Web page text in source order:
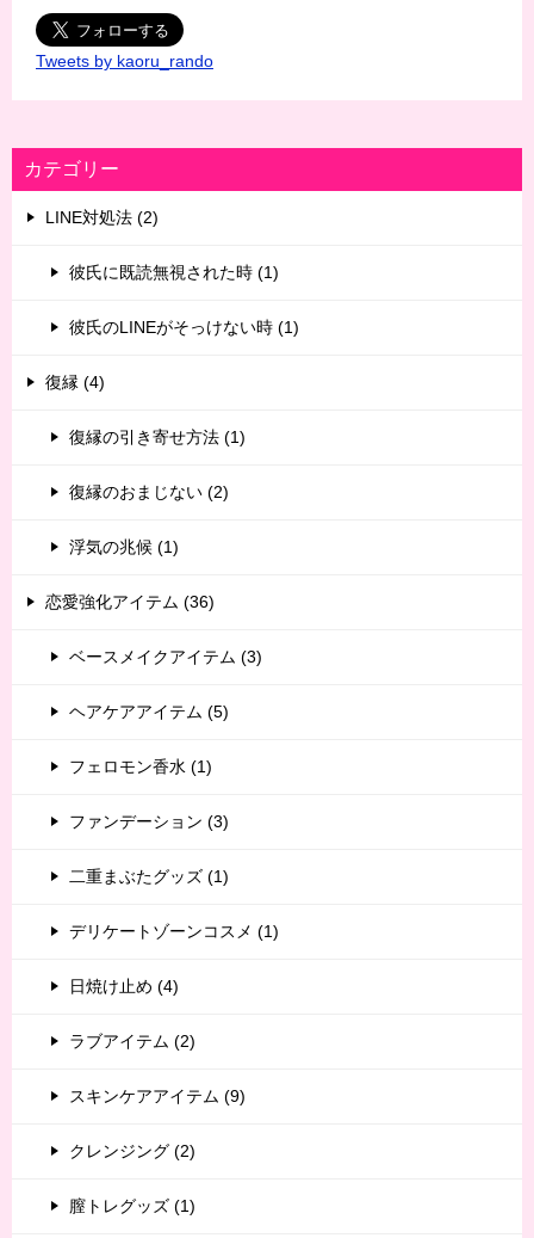
Tweets by kaoru_rando
カテゴリー
LINE対処法 (2)
彼氏に既読無視された時 (1)
彼氏のLINEがそっけない時 (1)
復縁 (4)
復縁の引き寄せ方法 (1)
復縁のおまじない (2)
浮気の兆候 (1)
恋愛強化アイテム (36)
ベースメイクアイテム (3)
ヘアケアアイテム (5)
フェロモン香水 (1)
ファンデーション (3)
二重まぶたグッズ (1)
デリケートゾーンコスメ (1)
日焼け止め (4)
ラブアイテム (2)
スキンケアアイテム (9)
クレンジング (2)
膣トレグッズ (1)